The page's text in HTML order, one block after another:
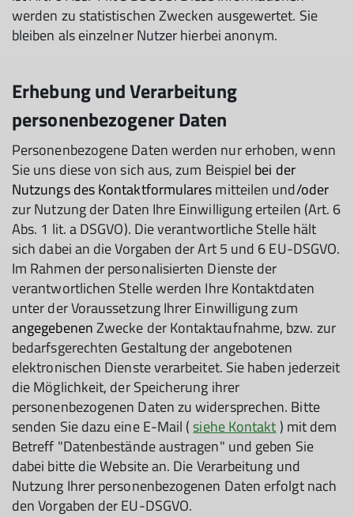
werden zu statistischen Zwecken ausgewertet. Sie
bleiben als einzelner Nutzer hierbei anonym.
Erhebung und Verarbeitung
personenbezogener Daten
Personenbezogene Daten werden nur erhoben, wenn
Sie uns diese von sich aus, zum Beispiel bei der
Nutzungs des Kontaktformularesmitteilen und/oder
zur Nutzung der Daten Ihre Einwilligung erteilen (Art. 6
Abs. 1 lit. a DSGVO). Die verantwortliche Stelle hält
sich dabei an die Vorgaben der Art 5 und 6 EU-DSGVO.
Im Rahmen der personalisierten Dienste der
verantwortlichen Stelle werden Ihre Kontaktdaten
unter der Voraussetzung Ihrer Einwilligung zum
angegebenenZwecke der Kontaktaufnahme, bzw. zur
bedarfsgerechten Gestaltung der angebotenen
elektronischen Dienste verarbeitet. Sie haben jederzeit
die Möglichkeit, der Speicherung ihrer
personenbezogenen Daten zu widersprechen. Bitte
senden Sie dazu eine E-Mail (siehe Kontakt ) mit dem
Betreff "Datenbestände austragen" und geben Sie
dabei bitte die Website an. Die Verarbeitung und
Nutzung Ihrer personenbezogenen Daten erfolgt nach
den Vorgaben der EU-DSGVO.